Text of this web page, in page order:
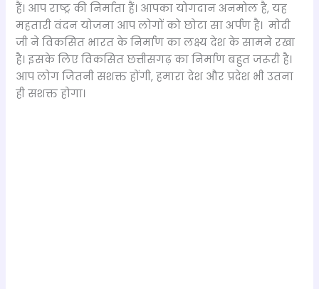
हैं। आप राष्ट्र की निर्माता हैं। आपका योगदान अनमोल है, यह
महतारी वंदन योजना आप लोगों को छोटा सा अर्पण है। मोदी
जी ने विकसित भारत के निर्माण का लक्ष्य देश के सामने रखा
है। इसके लिए विकसित छत्तीसगढ़ का निर्माण बहुत जरूरी है।
आप लोग जितनी सशक्त होंगी, हमारा देश और प्रदेश भी उतना
ही सशक्त होगा।